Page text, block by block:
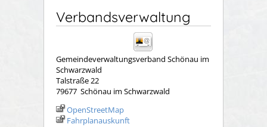
Verbandsverwaltung
Gemeindeverwaltungsverband Schönau im
Schwarzwald
Talstraße 22
79677 Schönau im Schwarzwald
OpenStreetMap
Fahrplanauskunft